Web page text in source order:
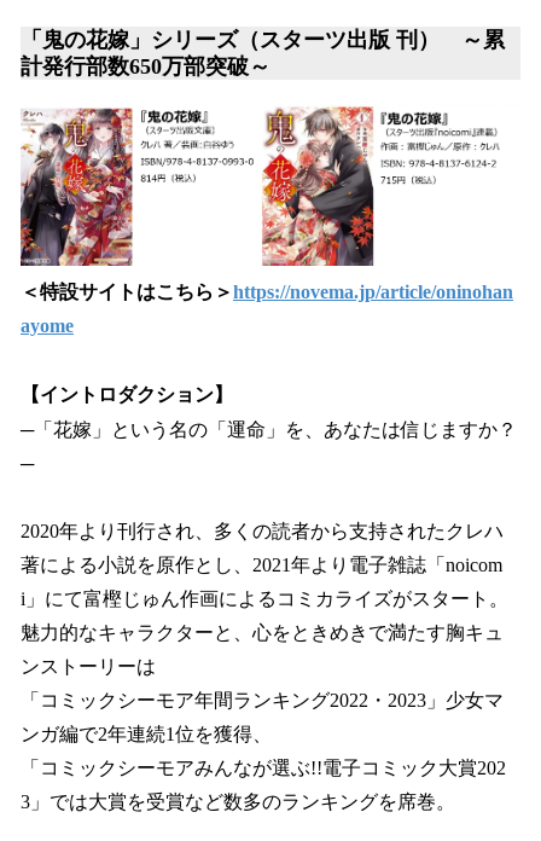
「鬼の花嫁」シリーズ（スターツ出版 刊） ～累
計発行部数650万部突破～
＜特設サイトはこちら＞https://novema.jp/article/oninohan
ayome
【イントロダクション】
─「花嫁」という名の「運命」を、あなたは信じますか？
─
2020年より刊行され、多くの読者から支持されたクレハ
著による小説を原作とし、2021年より電子雑誌「noicom
i」にて富樫じゅん作画によるコミカライズがスタート。
魅力的なキャラクターと、心をときめきで満たす胸キュ
ンストーリーは
「コミックシーモア年間ランキング2022・2023」少女マ
ンガ編で2年連続1位を獲得、
「コミックシーモアみんなが選ぶ!!電子コミック大賞202
3」では大賞を受賞など数多のランキングを席巻。